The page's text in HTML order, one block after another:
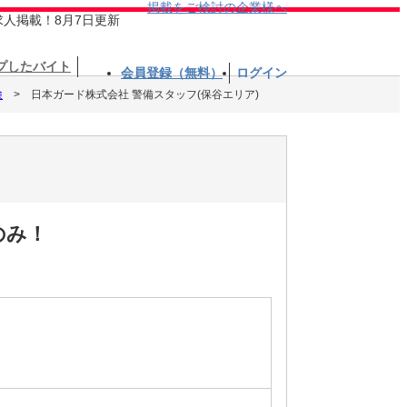
人掲載！8月7日更新
掲載をご検討の企業様へ
したバイト 会員登録（無料） ログイン
日本ガード株式会社 警備スタッフ(保谷エリア)
！